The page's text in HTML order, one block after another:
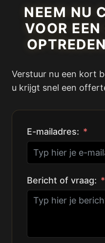
NEEM NU
VOOR
Verstuur nu een kort
u krijgt snel een
E-mailadres:
Bericht of vraag: